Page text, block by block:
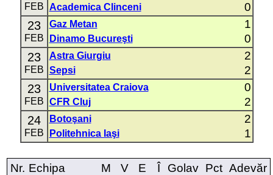
FEB Academica Clinceni 0
23
FEB
Gaz Metan 1
Dinamo Bucureşti 0
23
FEB
Astra Giurgiu 2
Sepsi 2
23
FEB
Universitatea Craiova 0
CFR Cluj 2
24
FEB
Botoşani 2
Politehnica Iaşi 1
Nr. Echipa M V E Î Golav Pct Adevăr